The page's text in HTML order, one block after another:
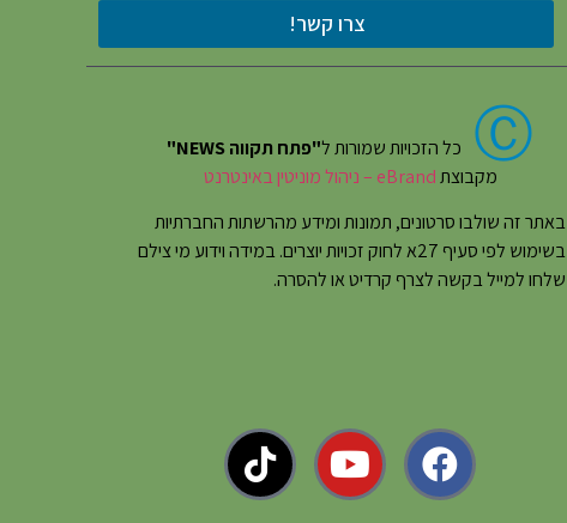
צרו קשר!
Ⓒ כל הזכויות שמורות ל"פתח תקווה NEWS"
מקבוצתeBrand – ניהול מוניטין באינטרנט
באתר זה שולבו סרטונים, תמונות ומידע מהרשתות החברתיות
בשימוש לפי סעיף 27א לחוק זכויות יוצרים. במידה וידוע מי צילם
שלחו למייל בקשה לצרף קרדיט או להסרה.